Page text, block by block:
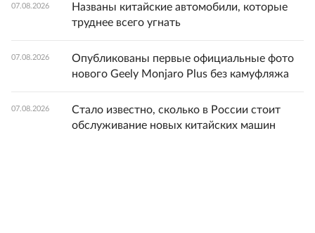
07.08.2026
Названы китайские автомобили, которые
труднее всего угнать
07.08.2026
Опубликованы первые официальные фото
нового Geely Monjaro Plus без камуфляжа
07.08.2026
Стало известно, сколько в России стоит
обслуживание новых китайских машин